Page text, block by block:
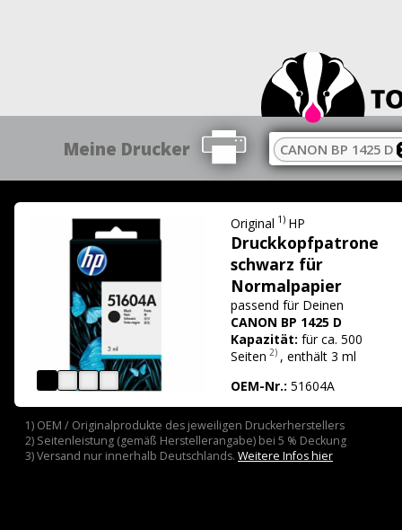
Meine Drucker CANON BP 1425 D
Original 1) HP
Druckkopfpatrone
schwarz für
Normalpapier
passend für Deinen
CANON BP 1425 D
Kapazität: für ca. 500
Seiten 2) ,enthält 3 ml
OEM-Nr.: 51604A
1) OEM / Originalprodukte des jeweiligen Druckerherstellers
2) Seitenleistung (gemäß Herstellerangabe) bei 5 % Deckung
3) Versand nur innerhalb Deutschlands. Weitere Infos hier